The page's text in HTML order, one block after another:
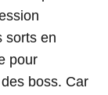
sorts en
pour
boss. Car